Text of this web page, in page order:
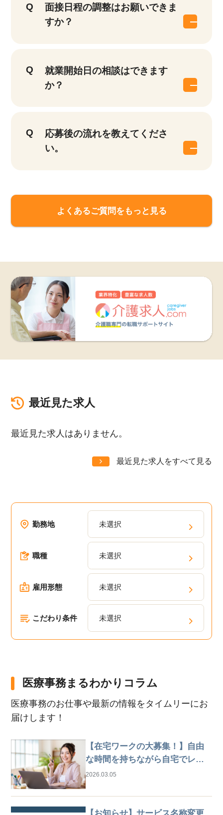
面接日程の調整はお願いできま
すか？
就業開始日の相談はできます
か？
応募後の流れを教えてくださ
い。
よくあるご質問をもっと見る
最近見た求人
最近見た求人はありません。
最近見た求人をすべて見る
勤務地 未選択
職種 未選択
雇用形態 未選択
こだわり条件 未選択
医療事務まるわかりコラム
医療事務のお仕事や最新の情報をタイムリーにお
届けします！
【在宅ワークの大募集！】自由
な時間を持ちながら自宅でレセ
プト業務
2026.03.05